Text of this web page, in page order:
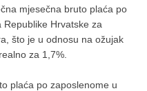
mjesečna bruto plaća po
Hrvatske za
što je u odnosu na ožujak
za 1,7%.
plaća po zaposlenome u